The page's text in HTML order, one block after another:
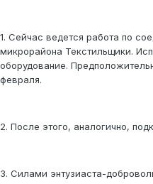
1. Сейчас ведется работа по
микрорайона Текстильщики.
оборудование.
февраля.
2. После этого, аналогично,
3. Силами энтузиаста-